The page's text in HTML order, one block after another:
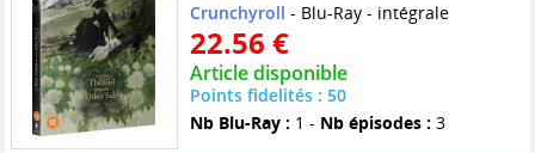
Crunchyroll - Blu-Ray - intégrale
22.56 €
Article disponible
Points fidelités : 50
Nb Blu-Ray : 1 - Nb épisodes : 3